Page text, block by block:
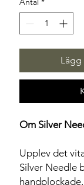
Lägg
Om Silver
Upplev det
Silver Needle